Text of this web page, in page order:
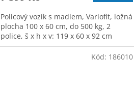
A
Policový vozík s madlem, Variofit, ložná
plocha 100 x 60 cm, do 500 kg, 2
police, š x h x v: 119 x 60 x 92 cm
Kód: 186010